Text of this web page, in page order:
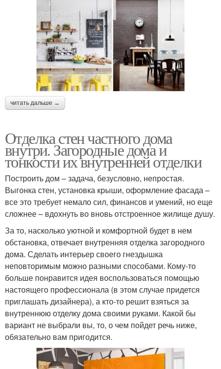
читать дальше →
Отделка стен частного дома
внутри. Загородные дома и
тонкости их внутренней отделки
Построить дом – задача, безусловно, непростая.
Выгонка стен, установка крыши, оформление фасада –
все это требует немало сил, финансов и умений, но еще
сложнее – вдохнуть во вновь отстроенное жилище душу.
За то, насколько уютной и комфортной будет в нем
обстановка, отвечает внутренняя отделка загородного
дома. Сделать интерьер своего гнездышка
неповторимым можно разными способами. Кому-то
больше понравится идея воспользоваться помощью
настоящего профессионала (в этом случае придется
приглашать дизайнера), а кто-то решит взяться за
внутреннюю отделку дома своими руками. Какой бы
вариант не выбрали вы, то, о чем пойдет речь ниже,
обязательно вам пригодится.